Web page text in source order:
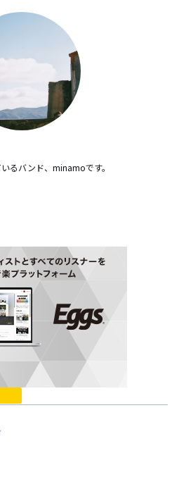
るバンド、minamoです。